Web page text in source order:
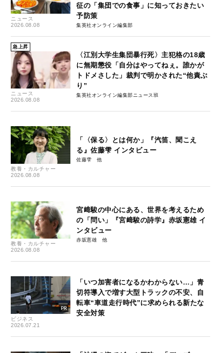
ニュース
2026.08.08
征の「集団での食事」に知っておきたい
予防策
集英社オンライン編集部
急上昇
ニュース
2026.08.08
〈江別大学生集団暴行死〉主犯格の18歳
に無期懲役「自分はやってねぇ。誰かが
トドメさした」裁判で明かされた“他責ぶ
り”
集英社オンライン編集部ニュース班
教養・カルチャー
2026.08.08
「〈保る〉とは何か」『汽笛、聞こえ
る』佐藤雫 インタビュー
佐藤雫
教養・カルチャー
2026.08.08
宮﨑駿の中心にある、世界を考えるため
の「問い」『宮﨑駿の詩学』赤坂憲雄 イ
ンタビュー
赤坂憲雄
ビジネス
2026.07.21
「いつ加害者になるかわからない…」青
切符導入で増す大型トラックの不安、自
転車“車道走行時代”に求められる新たな
安全対策